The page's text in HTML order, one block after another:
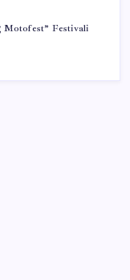
Motofest” Festivali